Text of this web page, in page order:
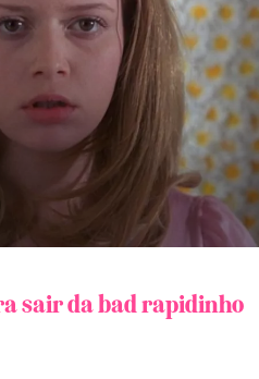
sair da bad rapidinho